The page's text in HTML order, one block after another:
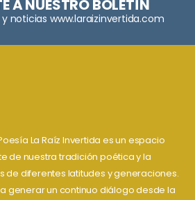
A NUESTRO BOLETÍN
noticias www.laraizinvertida.com
La Raíz Invertida es un espacio
de nuestra tradición poética y la
de diferentes latitudes y generaciones.
generar un continuo diálogo desde la